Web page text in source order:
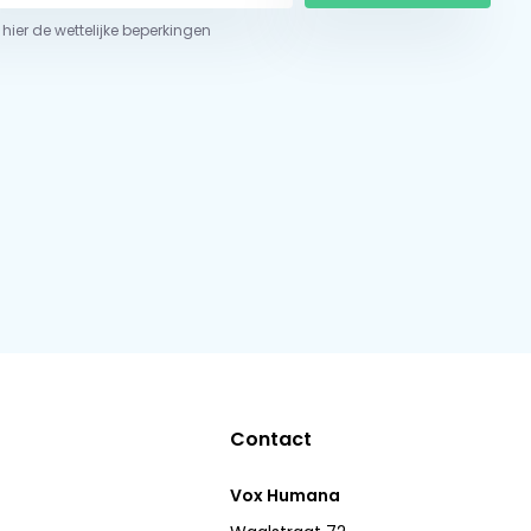
hier de wettelijke beperkingen
Contact
Vox Humana